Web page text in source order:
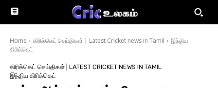
Home கிரிக்கெட் செய்திகள் | Latest Cricket news in Tamil
இந்திய
கிரிக்கெட்
கிரிக்கெட் செய்திகள் | LATEST CRICKET NEWS IN TAMIL
இந்திய கிரிக்கெட்